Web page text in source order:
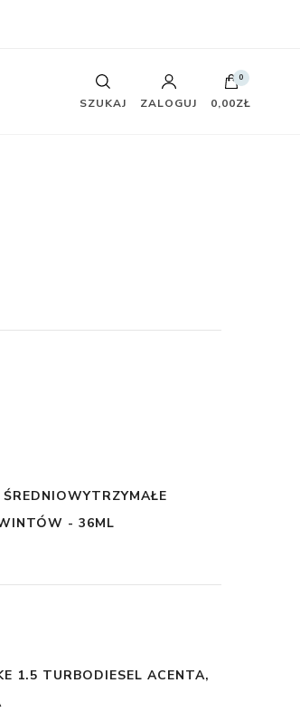
SZUKAJ ZALOGUJ
0
0,00ZŁ
ŚREDNIOWYTRZYMAŁE
- 36ML
1.5 TURBODIESEL ACENTA,